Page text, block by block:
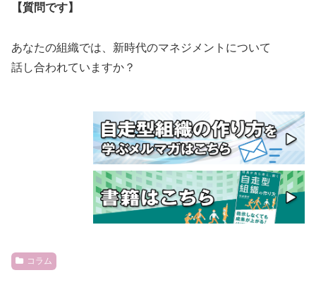
【質問です】
あなたの組織では、新時代のマネジメントについて
話し合われていますか？
コラム